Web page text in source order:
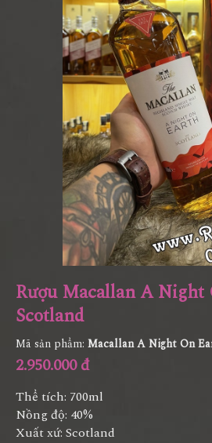
Rượu Macallan A
Scotland
Mã sản phẩm: Macallan A Night On
2.950.000 đ
Thể tích: 700ml
Nồng độ: 40%
Xuất xứ: Scotland